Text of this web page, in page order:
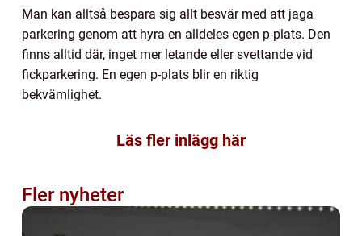
Man kan alltså bespara sig allt besvär med att jaga
parkering genom att hyra en alldeles egen p-plats. Den
finns alltid där, inget mer letande eller svettande vid
fickparkering. En egen p-plats blir en riktig
bekvämlighet.
Läs fler inlägg här
Fler nyheter